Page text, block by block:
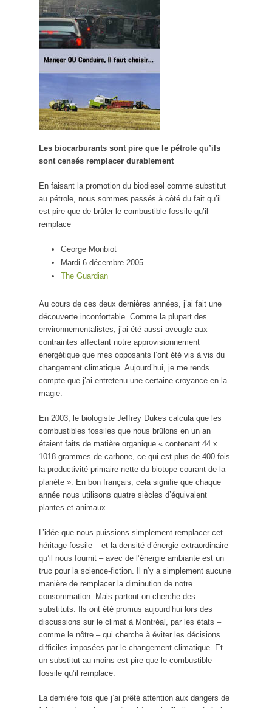
Les biocarburants sont pire que le pétrole qu’ils
sont censés remplacer durablement
En faisant la promotion du biodiesel comme substitut
au pétrole, nous sommes passés à côté du fait qu’il
est pire que de brûler le combustible fossile qu’il
remplace
George Monbiot
Mardi 6 décembre 2005
The Guardian
Au cours de ces deux dernières années, j’ai fait une
découverte inconfortable. Comme la plupart des
environnementalistes, j’ai été aussi aveugle aux
contraintes affectant notre approvisionnement
énergétique que mes opposants l’ont été vis à vis du
changement climatique. Aujourd’hui, je me rends
compte que j’ai entretenu une certaine croyance en la
magie.
En 2003, le biologiste Jeffrey Dukes calcula que les
combustibles fossiles que nous brûlons en un an
étaient faits de matière organique « contenant 44 x
1018 grammes de carbone, ce qui est plus de 400 fois
la productivité primaire nette du biotope courant de la
planète ». En bon français, cela signifie que chaque
année nous utilisons quatre siècles d’équivalent
plantes et animaux.
L’idée que nous puissions simplement remplacer cet
héritage fossile – et la densité d’énergie extraordinaire
qu’il nous fournit – avec de l’énergie ambiante est un
truc pour la science-fiction. Il n’y a simplement aucune
manière de remplacer la diminution de notre
consommation. Mais partout on cherche des
substituts. Ils ont été promus aujourd’hui lors des
discussions sur le climat à Montréal, par les états –
comme le nôtre – qui cherche à éviter les décisions
difficiles imposées par le changement climatique. Et
un substitut au moins est pire que le combustible
fossile qu’il remplace.
La dernière fois que j’ai prêté attention aux dangers de